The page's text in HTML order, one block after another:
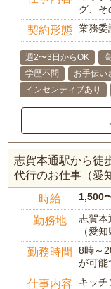
グ、そ
契約形態 業務委
週2〜3日からOK
学歴不問
お手伝い
インセンティブあり
志賀本通駅から徒
代行のお仕事（愛
時給 1,500
勤務地
志賀本
（愛
勤務時間
8時～
が可能
仕事内容
キッチ